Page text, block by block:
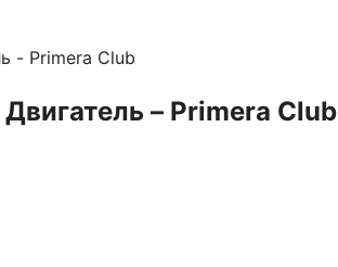
– Primera Club